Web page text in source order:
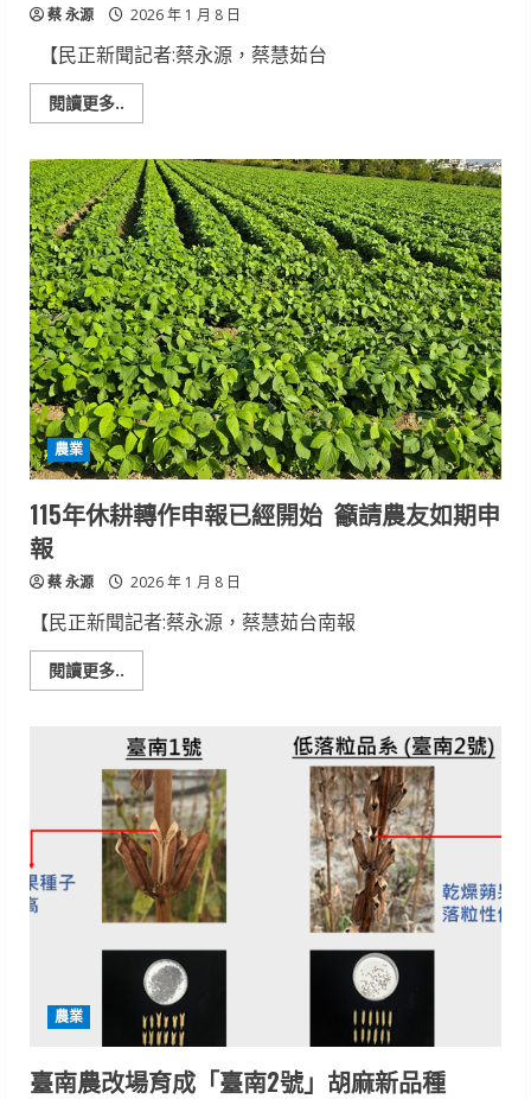
蔡 永源 2026 年 1 月 8 日
【民正新聞記者:蔡永源，蔡慧茹台
閱讀更多..
more
子
溪
渡
槽
改
建
工
程
榮
獲
第
25
屆
公
共
工
程
金
質
獎
農業
115年休耕轉作申報已經開始 籲請農友如期申
報
蔡 永源 2026 年 1 月 8 日
【民正新聞記者:蔡永源，蔡慧茹台南報
閱讀更多..
more
年
休
耕
轉
作
申
報
已
經
開
始
籲
農
農業
臺南農改場育成「臺南2號」胡麻新品種